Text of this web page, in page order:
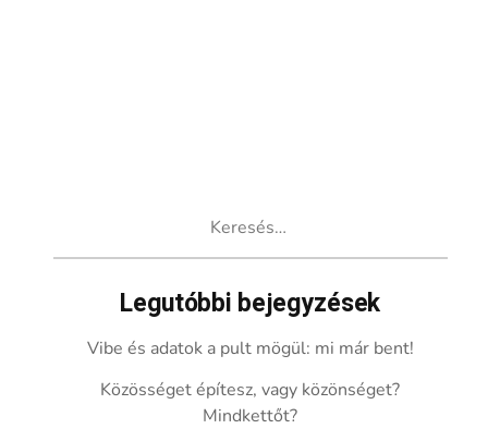
Legutóbbi bejegyzések
Vibe és adatok a pult mögül: mi már bent!
Közösséget építesz, vagy közönséget?
Mindkettőt?